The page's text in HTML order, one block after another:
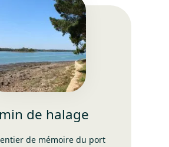
de halage
de mémoire du port